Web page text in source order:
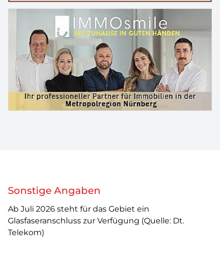
Sonstige Angaben
Ab Juli 2026 steht für das Gebiet ein
Glasfaseranschluss zur Verfügung (Quelle: Dt.
Telekom)